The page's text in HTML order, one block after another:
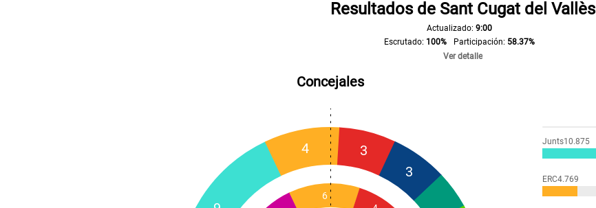
Resultados de Sant Cugat del Vallès
Actualizado: 9:00
Escrutado: 100% Participación: 58.37%
Ver detalle
Concejales
4
3
3
6
Junts10.875
ERC4.769